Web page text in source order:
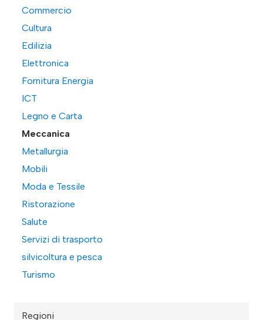
Commercio
Cultura
Edilizia
Elettronica
Fornitura Energia
ICT
Legno e Carta
Meccanica
Metallurgia
Mobili
Moda e Tessile
Ristorazione
Salute
Servizi di trasporto
silvicoltura e pesca
Turismo
Regioni